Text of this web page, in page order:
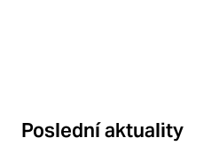
Poslední aktuality